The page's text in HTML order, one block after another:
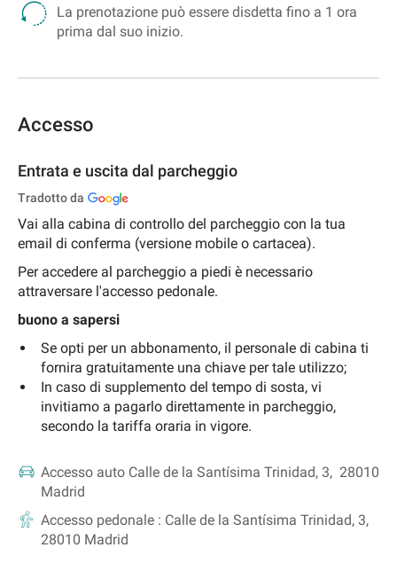
La prenotazione può essere disdetta fino a 1 ora
prima dal suo inizio.
Accesso
Entrata e uscita dal parcheggio
Tradotto da
Vai alla cabina di controllo del parcheggio con la tua
email di conferma (versione mobile o cartacea).
Per accedere al parcheggio a piedi è necessario
attraversare l'accesso pedonale.
buono a sapersi
Se opti per un abbonamento, il personale di cabina ti
fornira gratuitamente una chiave per tale utilizzo;
In caso di supplemento del tempo di sosta, vi
invitiamo a pagarlo direttamente in parcheggio,
secondo la tariffa oraria in vigore.
Accesso auto Calle de la Santísima Trinidad, 3, 28010
Madrid
Accesso pedonale : Calle de la Santísima Trinidad, 3,
28010 Madrid